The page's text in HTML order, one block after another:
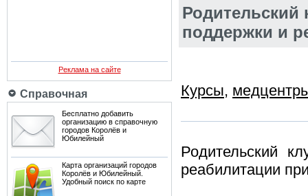
Реклама на сайте
Справочная
Бесплатно добавить
организацию в справочную
городов Королёв и
Юбилейный
Карта организаций городов
Королёв и Юбилейный.
Удобный поиск по карте
Родительский
поддержки и
Курсы,
Родительский
реабилитации